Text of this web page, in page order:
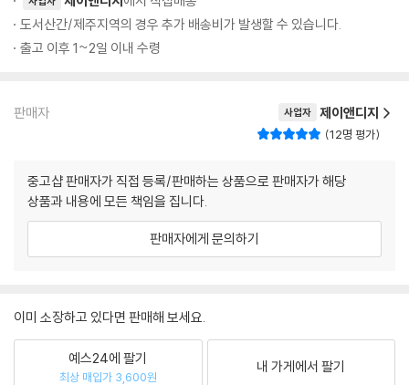
도서산간/제주지역의 경우 추가 배송비가 발생할 수 있습니다.
출고 이후 1~2일 이내 수령
판매자 사업자 제이앤디지
12명 평가
중고샵 판매자가 직접 등록/판매하는 상품으로 판매자가 해당
상품과 내용에 모든 책임을 집니다.
판매자에게 문의하기
이미 소장하고 있다면 판매해 보세요.
예스24에 팔기
최상 매입가 3,600원
내 가게에서 팔기